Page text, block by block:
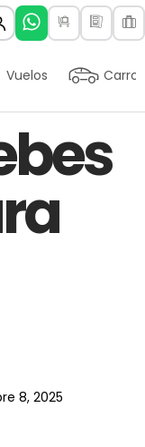
Vuelos Carros
8, 2025